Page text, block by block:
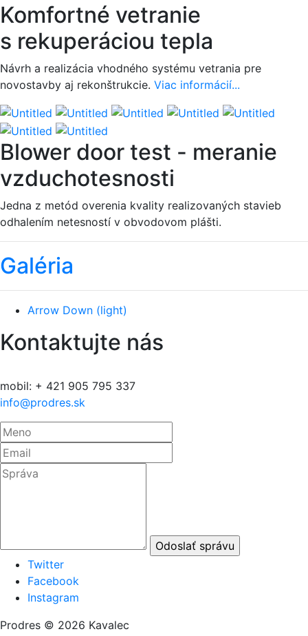
Komfortné vetranie
s rekuperáciou tepla
Návrh a realizácia vhodného systému vetrania pre
novostavby aj rekonštrukcie. Viac informácií...
Blower door test - meranie
vzduchotesnosti
Jedna z metód overenia kvality realizovaných stavieb
odhalením netesností v obvodovom plášti.
Galéria
Arrow Down (light)
Kontaktujte nás
mobil: + 421 905 795 337
info@prodres.sk
Twitter
Facebook
Instagram
Prodres © 2026 Kavalec